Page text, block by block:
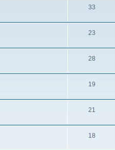
33
23
28
19
21
18